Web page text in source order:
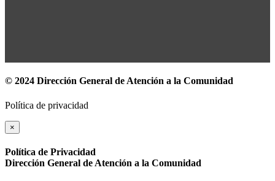
© 2024 Dirección General de Atención a la Comunidad
Política de privacidad
×
Política de Privacidad
Dirección General de Atención a la Comunidad